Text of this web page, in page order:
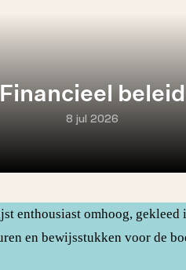
beleid
8 jul 2026